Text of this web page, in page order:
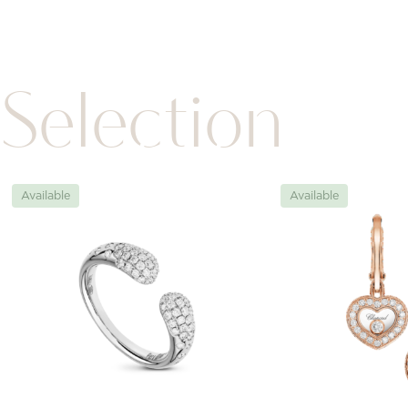
Selection
Available Available